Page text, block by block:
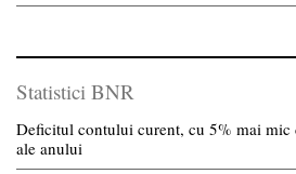
Statistici BNR
Deficitul contului curent, cu 5% mai
ale anului